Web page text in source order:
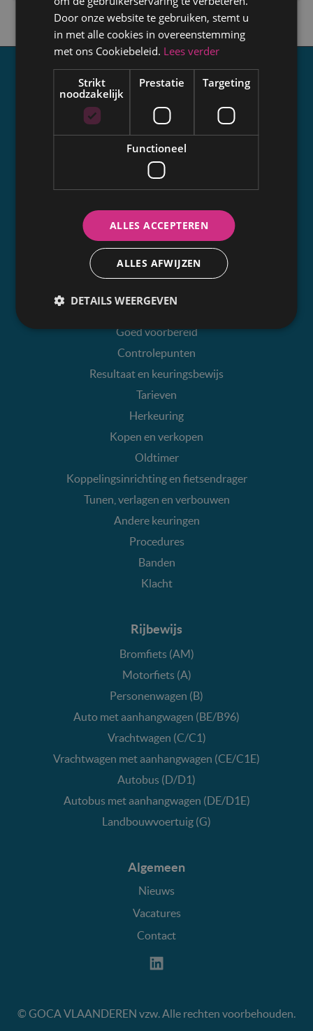
Over GOCA Vlaanderen
Missie
Leden
Expertise
Opleiding
Communicatie
Autokeuring
Goed voorbereid
Controlepunten
Resultaat en keuringsbewijs
Tarieven
Herkeuring
Kopen en verkopen
Oldtimer
Koppelingsinrichting en fietsendrager
Tunen, verlagen en verbouwen
Andere keuringen
Procedures
Banden
Klacht
Rijbewijs
Bromfiets (AM)
Motorfiets (A)
Personenwagen (B)
Auto met aanhangwagen (BE/B96)
Vrachtwagen (C/C1)
Vrachtwagen met aanhangwagen (CE/C1E)
Autobus (D/D1)
Autobus met aanhangwagen (DE/D1E)
Landbouwvoertuig (G)
Algemeen
Nieuws
Vacatures
Contact
© GOCA VLAANDEREN vzw. Alle rechten voorbehouden.
Door onze website te gebruiken, stemt u
in met alle cookies in overeenstemming
met ons Cookiebeleid. Lees verder
Strikt
noodzakelijk
Prestatie Targeting
Functioneel
ALLES ACCEPTEREN
ALLES AFWIJZEN
DETAILS WEERGEVEN